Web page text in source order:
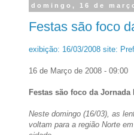
domingo, 16 de
Festas são foco
exibição: 16/03/2008 site:
16 de Março de 2008 - 09:00
Festas são foco da Jornada
Neste domingo (16/03), as
voltam para a região Norte